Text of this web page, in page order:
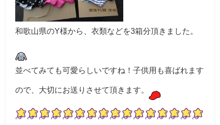
和歌山県のY様から、衣類などを3箱分頂きました。
並べてみても可愛らしいですね！子供用も喜ばれます
ので、大切にお送りさせて頂きます。